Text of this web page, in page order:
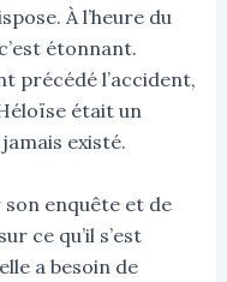
À l’heure du
étonnant.
précédé l’accident,
était un
existé.
enquête et de
ce qu’il s’est
a besoin de